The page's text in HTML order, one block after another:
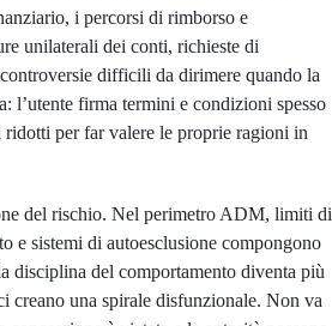
i percorsi di rimborso e
unilaterali dei conti, richieste di
difficili da dirimere quando la
l’utente firma termini e condizioni spesso
per far valere le proprie ragioni in
del rischio. Nel perimetro ADM, limiti di
e sistemi di autoesclusione compongono
disciplina del comportamento diventa più
creano una spirale disfunzionale. Non va